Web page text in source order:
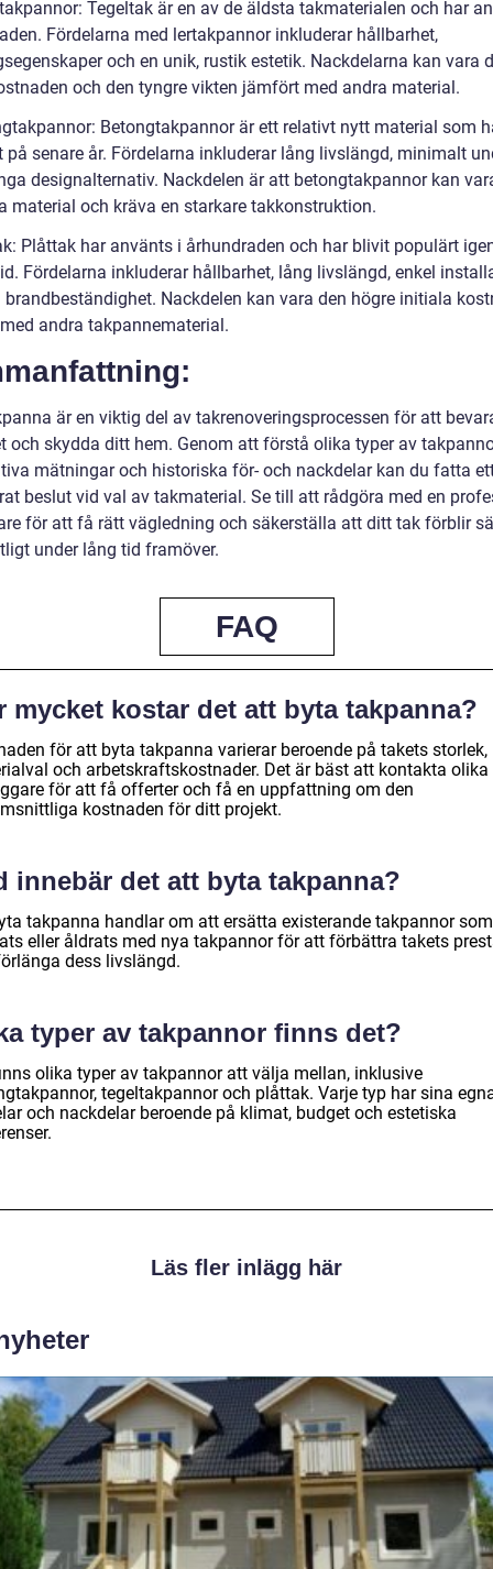
Tegeltak är en av de äldsta takmaterialen och har
Fördelarna med lertakpannor inkluderar hållbarhet,
och en unik, rustik estetik. Nackdelarna kan vara
och den tyngre vikten jämfört med andra material.
Betongtakpannor är ett relativt nytt material som
på senare år. Fördelarna inkluderar lång livslängd, minimalt
designalternativ. Nackdelen är att betongtakpannor kan
material och kräva en starkare takkonstruktion.
Plåttak har använts i århundraden och har blivit populärt
Fördelarna inkluderar hållbarhet, lång livslängd, enkel
brandbeständighet. Nackdelen kan vara den högre initiala
andra takpannematerial.
är en viktig del av takrenoveringsprocessen för att
och skydda ditt hem. Genom att förstå olika typer av
mätningar och historiska för- och nackdelar kan du fatta
beslut vid val av takmaterial. Se till att rådgöra med en
för att få rätt vägledning och säkerställa att ditt tak förblir
under lång tid framöver.
FAQ
mycket kostar det att byta takpanna?
för att byta takpanna varierar beroende på takets storlek,
och arbetskraftskostnader. Det är bäst att kontakta olika
för att få offerter och få en uppfattning om den
kostnaden för ditt projekt.
innebär det att byta takpanna?
takpanna handlar om att ersätta existerande takpannor
eller åldrats med nya takpannor för att förbättra takets
dess livslängd.
typer av takpannor finns det?
olika typer av takpannor att välja mellan, inklusive
tegeltakpannor och plåttak. Varje typ har sina
och nackdelar beroende på klimat, budget och estetiska
Läs fler inlägg här